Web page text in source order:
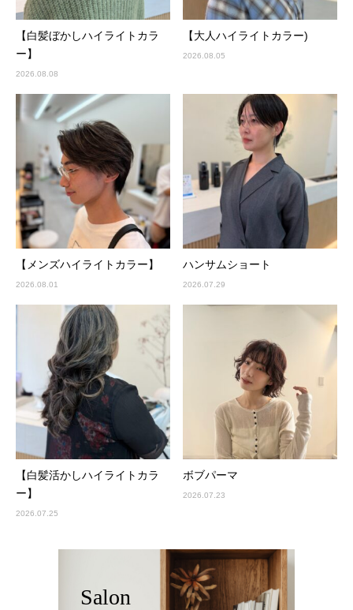
【白髪ぼかしハイライトカラ
ー】
2026.08.08
【大人ハイライトカラー)
2026.08.05
【メンズハイライトカラー】
2026.08.01
ハンサムショート
2026.07.29
【白髪活かしハイライトカラ
ー】
2026.07.25
ボブパーマ
2026.07.23
Salon